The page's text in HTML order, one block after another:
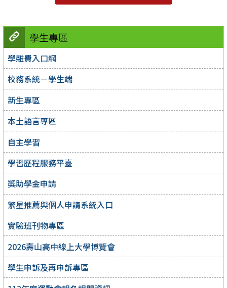
學生專區
學雜費入口網
校務系統－學生端
新生專區
本土語言專區
自主學習
學習歷程服務平臺
獎助學金申請
繁星推薦與個人申請系統入口
實驗班刊物專區
2026壽山高中線上大學博覽會
學生申訴及再申訴專區